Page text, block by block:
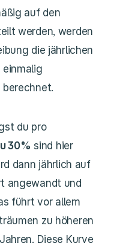
auf den
werden, werden
die jährlichen
du pro
30% sind hier
dann jährlich auf
angewandt und
führt vor allem
zu höheren
Diese Kurve